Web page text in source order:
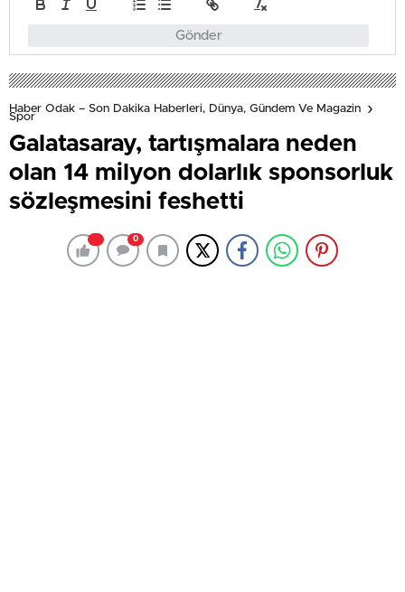
Gönder
Haber Odak – Son Dakika Haberleri, Dünya, Gündem Ve Magazin
Spor
Galatasaray, tartışmalara neden
olan 14 milyon dolarlık sponsorluk
sözleşmesini feshetti
0